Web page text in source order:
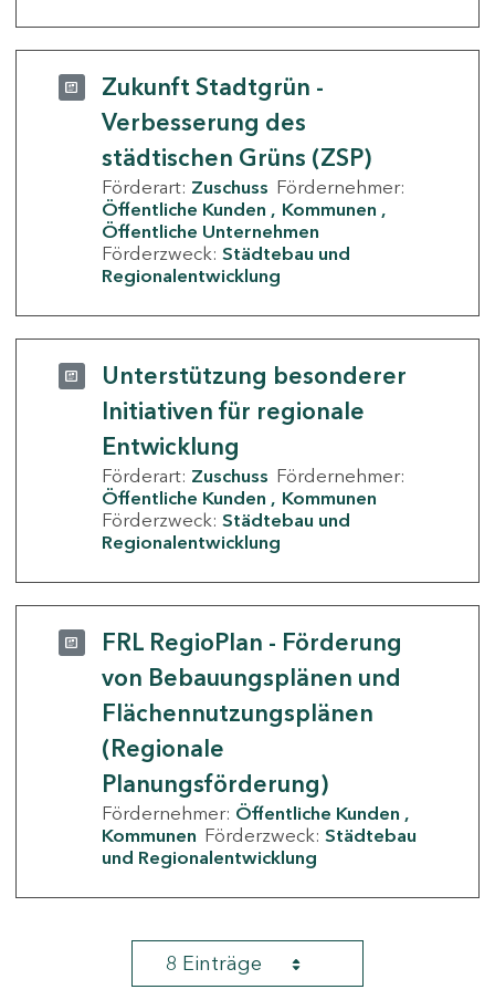
Zukunft Stadtgrün -
Verbesserung des
städtischen Grüns (ZSP)
Förderart: Zuschuss Fördernehmer:
Öffentliche Kunden
Kommunen
Öffentliche Unternehmen
Förderzweck: Städtebau und
Regionalentwicklung
Unterstützung besonderer
Initiativen für regionale
Entwicklung
Förderart: Zuschuss Fördernehmer:
Öffentliche Kunden
Kommunen
Förderzweck: Städtebau und
Regionalentwicklung
FRL RegioPlan - Förderung
von Bebauungsplänen und
Flächennutzungsplänen
(Regionale
Planungsförderung)
Fördernehmer: Öffentliche Kunden
Kommunen Förderzweck: Städtebau
und Regionalentwicklung
8 Einträge